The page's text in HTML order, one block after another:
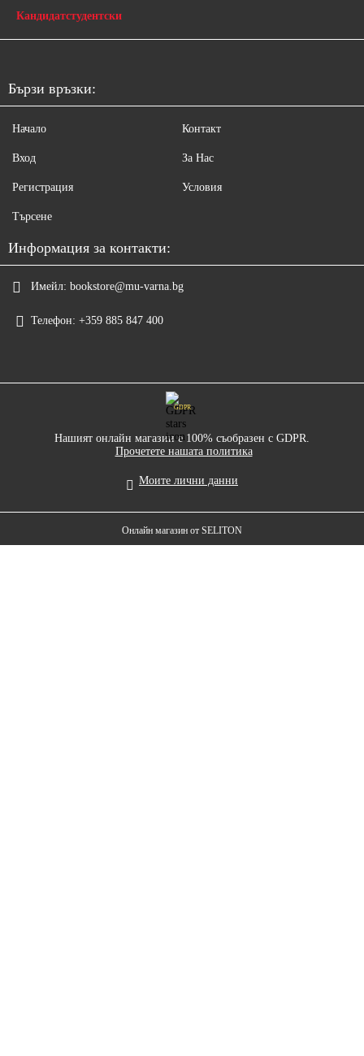
Кандидатстудентски
Бързи връзки:
Начало
Вход
Регистрация
Търсене
Контакт
За Нас
Условия
Информация за контакти:
Имейл: bookstore@mu-varna.bg
Телефон: +359 885 847 400
GDPR
Нашият онлайн магазин е 100% съобразен с GDPR.
Прочетете нашата политика
Моите лични данни
Онлайн магазин от SELITON